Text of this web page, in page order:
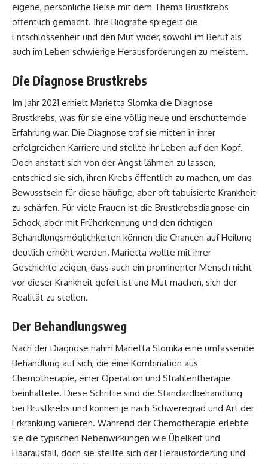
eigene, persönliche Reise mit dem Thema Brustkrebs
öffentlich gemacht. Ihre Biografie spiegelt die
Entschlossenheit und den Mut wider, sowohl im Beruf als
auch im Leben schwierige Herausforderungen zu meistern.
Die Diagnose Brustkrebs
Im Jahr 2021 erhielt Marietta Slomka die Diagnose
Brustkrebs, was für sie eine völlig neue und erschütternde
Erfahrung war. Die Diagnose traf sie mitten in ihrer
erfolgreichen Karriere und stellte ihr Leben auf den Kopf.
Doch anstatt sich von der Angst lähmen zu lassen,
entschied sie sich, ihren Krebs öffentlich zu machen, um das
Bewusstsein für diese häufige, aber oft tabuisierte Krankheit
zu schärfen. Für viele Frauen ist die Brustkrebsdiagnose ein
Schock, aber mit Früherkennung und den richtigen
Behandlungsmöglichkeiten können die Chancen auf Heilung
deutlich erhöht werden. Marietta wollte mit ihrer
Geschichte zeigen, dass auch ein prominenter Mensch nicht
vor dieser Krankheit gefeit ist und Mut machen, sich der
Realität zu stellen.
Der Behandlungsweg
Nach der Diagnose nahm Marietta Slomka eine umfassende
Behandlung auf sich, die eine Kombination aus
Chemotherapie, einer Operation und Strahlentherapie
beinhaltete. Diese Schritte sind die Standardbehandlung
bei Brustkrebs und können je nach Schweregrad und Art der
Erkrankung variieren. Während der Chemotherapie erlebte
sie die typischen Nebenwirkungen wie Übelkeit und
Haarausfall, doch sie stellte sich der Herausforderung und